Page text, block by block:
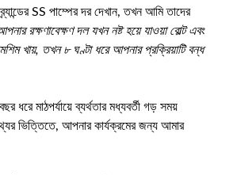
SS পাম্পের দর দেখান, তখন আমি তাদের
রক্ষণাবেক্ষণ দল যখন নষ্ট হয়ে যাওয়া বোল্ট এবং
খায়, তখন ৮ ঘণ্টা ধরে আপনার প্রক্রিয়াটি বন্ধ
ধরে মাঠপর্যায়ে ব্যর্থতার মধ্যবর্তী গড় সময়
ভিত্তিতে, আপনার কার্যক্রমের জন্য আমার